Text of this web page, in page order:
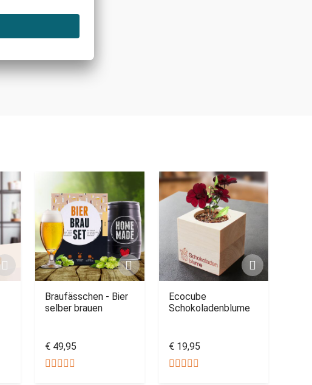
Braufässchen - Bier
selber brauen
€ 49,95
Ecocube
Schokoladenblume
€ 19,95